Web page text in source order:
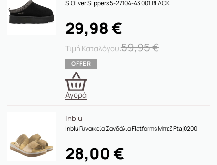
S.Oliver Slippers 5-27104-43 001 BLACK
59,95€
29,98 €
Αγορά
Inblu
Inblu Γυναικεία Σανδάλια Flatforms Μπεζ Ftaj0200
28,00 €